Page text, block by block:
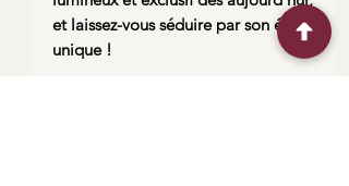
et laissez-vous séduire par son éclat
unique !